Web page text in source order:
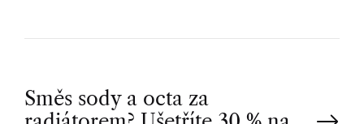
P
Směs sody a octa za